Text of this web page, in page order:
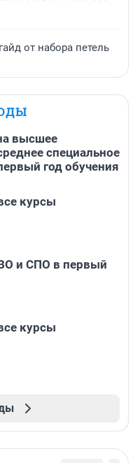
от набора петель
высшее
специальное
год обучения
курсы
и СПО в первый
курсы